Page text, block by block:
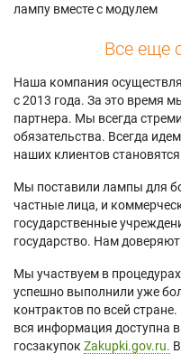
лампу вместе с модулем
Все еще
Наша компания
с 2013 года. За это время
партнера. Мы всегда
обязательства. Всегда
наших клиентов
Мы поставили лампы для
частные лица, и
государственные
государство. Нам
Мы участвуем в
успешно выполнили уже
контрактов по всей
вся информация доступна
госзакупок Zakupki.gov.ru.